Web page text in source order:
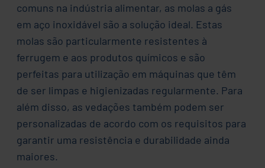
comuns na indústria alimentar, as molas a gás
em aço inoxidável são a solução ideal. Estas
molas são particularmente resistentes à
ferrugem e aos produtos químicos e são
perfeitas para utilização em máquinas que têm
de ser limpas e higienizadas regularmente. Para
além disso, as vedações também podem ser
personalizadas de acordo com os requisitos para
garantir uma resistência e durabilidade ainda
maiores.